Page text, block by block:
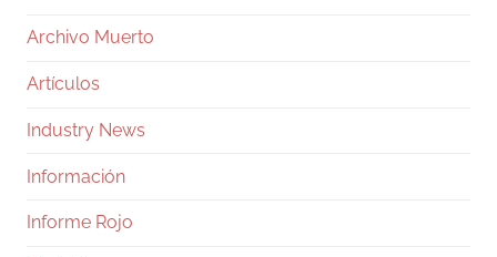
Archivo Muerto
Artículos
Industry News
Información
Informe Rojo